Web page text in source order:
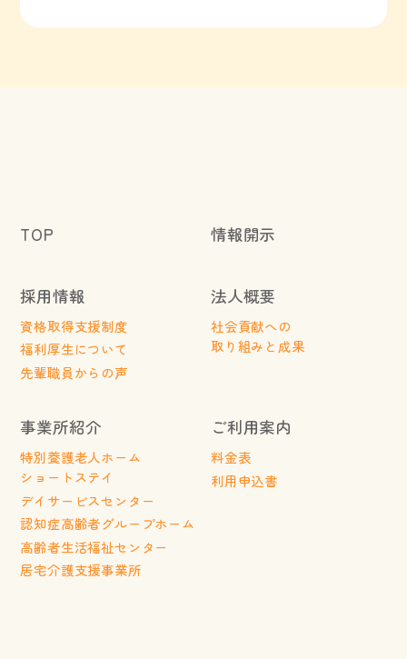
TOP 情報開示
採用情報
資格取得支援制度
福利厚生について
先輩職員からの声
法人概要
社会貢献への
取り組みと成果
事業所紹介
特別養護老人ホーム
ショートステイ
デイサービスセンター
認知症高齢者グループホーム
高齢者生活福祉センター
居宅介護支援事業所
ご利用案内
料金表
利用申込書